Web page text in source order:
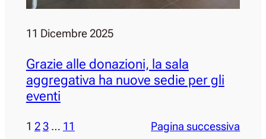
11 Dicembre 2025
Grazie alle donazioni, la sala
aggregativa ha nuove sedie per gli
eventi
1 23 … 11 Pagina successiva